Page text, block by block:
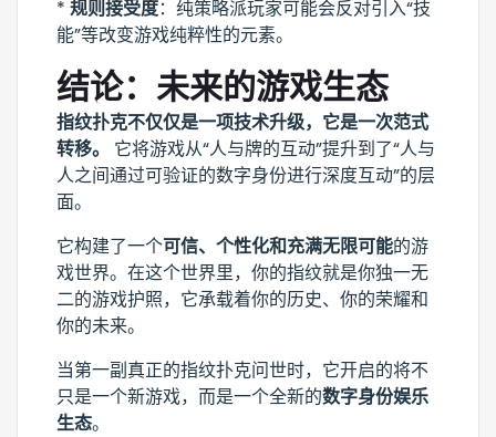
* 规则接受度：纯策略派玩家可能会反对引入“技
能”等改变游戏纯粹性的元素。
结论：未来的游戏生态
指纹扑克不仅仅是一项技术升级，它是一次范式
转移。
它将游戏从“人与牌的互动”提升到了“人与
人之间通过可验证的数字身份进行深度互动”的层
面。
它构建了一个可信、个性化和充满无限可能的游
戏世界。在这个世界里，你的指纹就是你独一无
二的游戏护照，它承载着你的历史、你的荣耀和
你的未来。
当第一副真正的指纹扑克问世时，它开启的将不
只是一个新游戏，而是一个全新的数字身份娱乐
生态。